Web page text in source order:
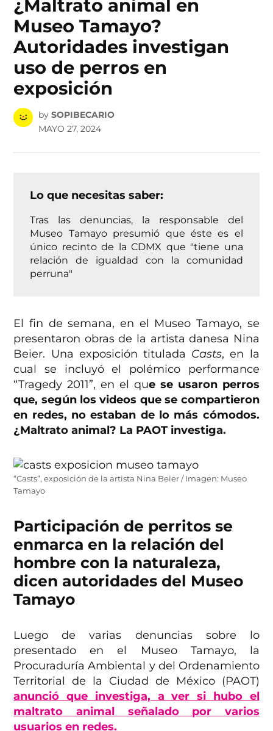
¿Maltrato animal en
Museo Tamayo?
Autoridades investigan
uso de perros en
exposición
by SOPIBECARIO
MAYO 27, 2024
Lo que necesitas saber:
Tras las denuncias, la responsable del
Museo Tamayo presumió que éste es el
único recinto de la CDMX que "tiene una
relación de igualdad con la comunidad
perruna"
El fin de semana, en el Museo Tamayo, se
presentaron obras de la artista danesa Nina
Beier. Una exposición titulada Casts, en la
cual se incluyó el polémico performance
“Tragedy 2011”, en el que se usaron perros
que, según los videos que se compartieron
en redes, no estaban de lo más cómodos.
¿Maltrato animal? La PAOT investiga.
“Casts”, exposición de la artista Nina Beier / Imagen: Museo
Tamayo
Participación de perritos se
enmarca en la relación del
hombre con la naturaleza,
dicen autoridades del Museo
Tamayo
Luego de varias denuncias sobre lo
presentado en el Museo Tamayo, la
Procuraduría Ambiental y del Ordenamiento
Territorial de la Ciudad de México (PAOT)
anunció que investiga, a ver si hubo el
maltrato animal señalado por varios
usuarios en redes.